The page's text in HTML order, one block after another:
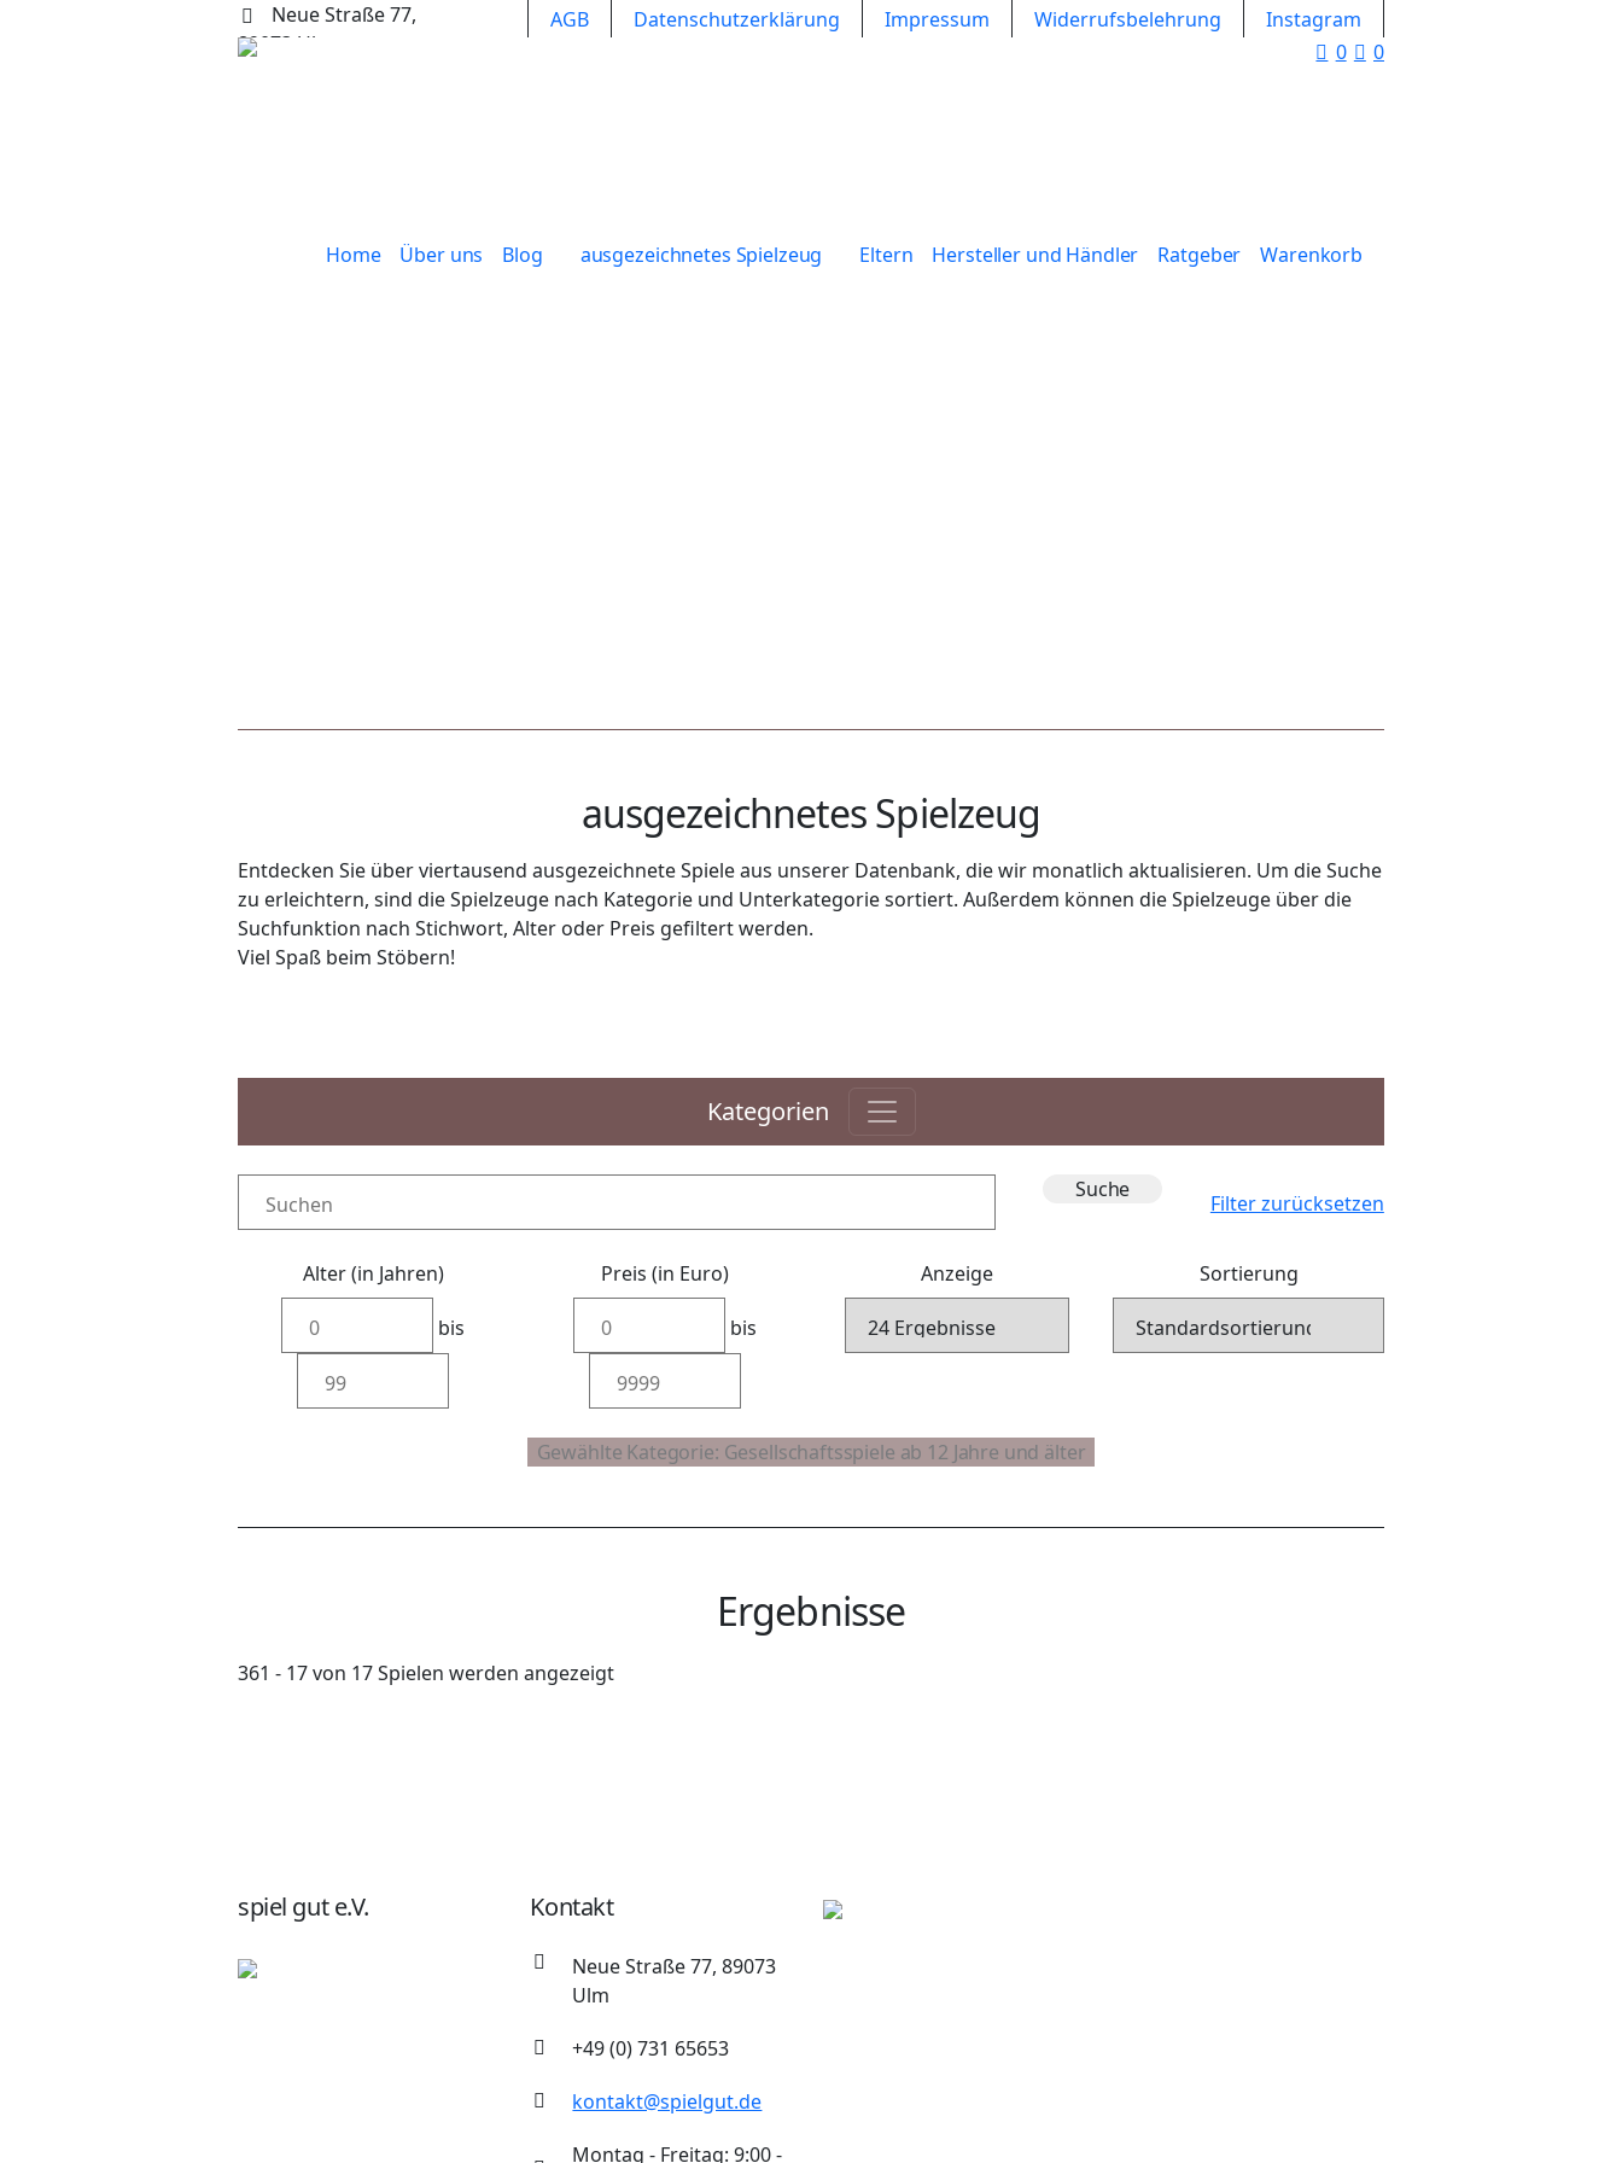
AGB Datenschutzerklärung Impressum Widerrufsbelehrung Instagram
Neue Straße 77,
89073 Ulm
0 0
Home Über uns Blog ausgezeichnetes Spielzeug Eltern Hersteller und Händler Ratgeber Warenkorb
ausgezeichnetes Spielzeug
Entdecken Sie über viertausend ausgezeichnete Spiele aus unserer Datenbank, die wir monatlich aktualisieren. Um die Suche
zu erleichtern, sind die Spielzeuge nach Kategorie und Unterkategorie sortiert. Außerdem können die Spielzeuge über die
Suchfunktion nach Stichwort, Alter oder Preis gefiltert werden.
Viel Spaß beim Stöbern!
Kategorien
Filter zurücksetzen
Alter (in Jahren)
bis
Preis (in Euro)
bis
Anzeige Sortierung
Ergebnisse
361 - 17 von 17 Spielen werden angezeigt
spiel gut e.V. Kontakt
Neue Straße 77, 89073
Ulm
+49 (0) 731 65653
kontakt@spielgut.de
Montag - Freitag: 9:00 -